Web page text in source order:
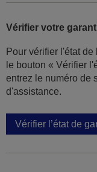
Vérifier votre
Pour vérifier l'état
le bouton « Vérifier
entrez le numéro de
d'assistance.
Vérifier l’état de